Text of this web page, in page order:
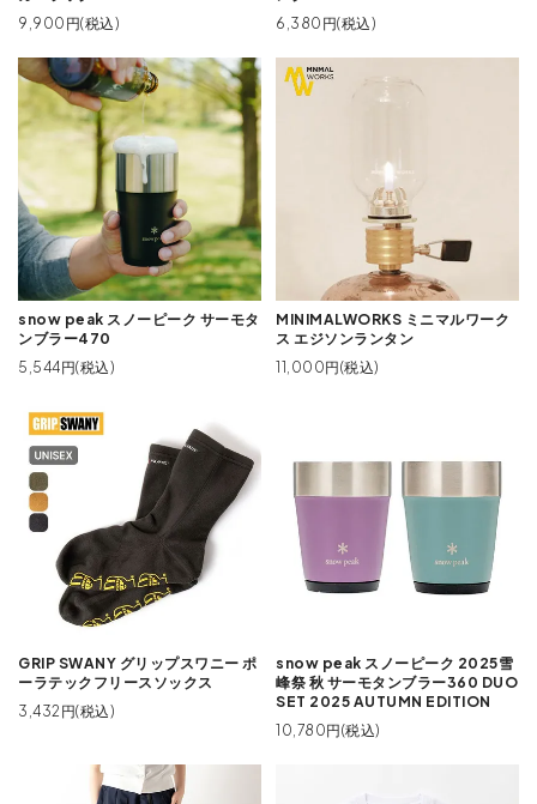
9,900円(税込)
6,380円(税込)
snow peak スノーピーク サーモタ
ンブラー470
5,544円(税込)
MINIMALWORKS ミニマルワーク
ス エジソンランタン
11,000円(税込)
GRIP SWANY グリップスワニー ポ
ーラテックフリースソックス
3,432円(税込)
snow peak スノーピーク 2025雪
峰祭 秋 サーモタンブラー360 DUO
SET 2025 AUTUMN EDITION
10,780円(税込)